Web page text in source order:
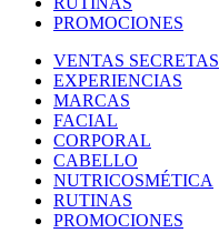
PROMOCIONES
VENTAS SECRETAS
EXPERIENCIAS
MARCAS
FACIAL
CORPORAL
CABELLO
NUTRICOSMÉTICA
RUTINAS
PROMOCIONES